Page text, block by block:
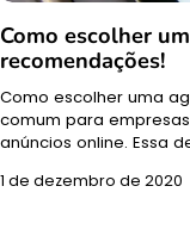
Como escolher
recomendações!
Como escolher uma
comum para
anúncios online. Essa
1 de dezembro de 2020